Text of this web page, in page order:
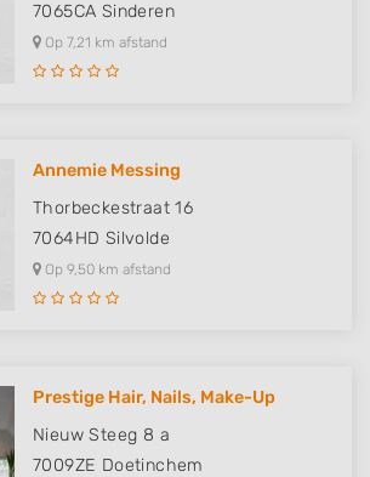
7065CA Sinderen
Op 7,21 km afstand
Annemie Messing
Thorbeckestraat 16
7064HD Silvolde
Op 9,50 km afstand
Prestige Hair, Nails, Make-Up
Nieuw Steeg 8 a
7009ZE Doetinchem